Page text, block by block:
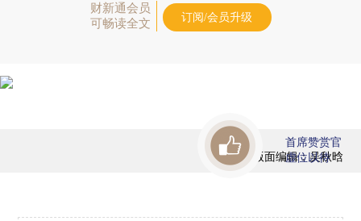
财新通会员
可畅读全文
订阅/会员升级
版面编辑：吴秋晗
首席赞赏官
虚位以待